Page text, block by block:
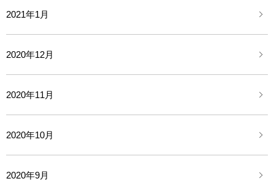
2021年1月
2020年12月
2020年11月
2020年10月
2020年9月